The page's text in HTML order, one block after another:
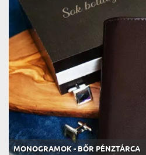
MONOGRAMOK - BŐR PÉNZTÁRCA